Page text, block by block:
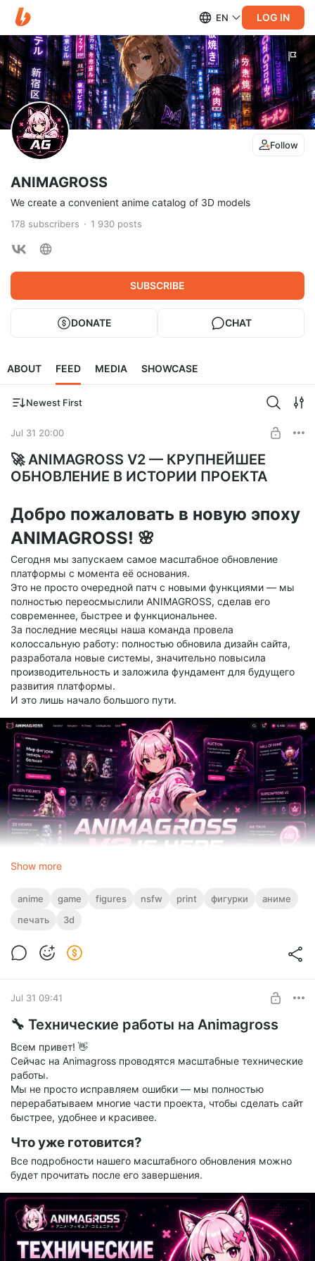
EN LOG IN
Follow
ANIMAGROSS
We create a convenient anime catalog of 3D models
178 subscribers 1 930 posts
SUBSCRIBE
DONATE CHAT
ABOUT FEED MEDIA SHOWCASE
Newest First
Jul 31 20:00
🚀 ANIMAGROSS V2 — КРУПНЕЙШЕЕ
ОБНОВЛЕНИЕ В ИСТОРИИ ПРОЕКТА
Добро пожаловать в новую эпоху
ANIMAGROSS! 🌸
Сегодня мы запускаем самое масштабное обновление
платформы с момента её основания.
Это не просто очередной патч с новыми функциями — мы
полностью переосмыслили ANIMAGROSS, сделав его
современнее, быстрее и функциональнее.
За последние месяцы наша команда провела
колоссальную работу: полностью обновила дизайн сайта,
разработала новые системы, значительно повысила
производительность и заложила фундамент для будущего
развития платформы.
И это лишь начало большого пути.
✨ Полностью
ANIMAGROSS получил совершенно новый визуальный
стиль.
Теперь платформа использует современный гибридный
дизайн, в котором гармонично сочетаются тёмные и
светлые интерфейсы.
Каждый раздел получил собственную атмосферу, сохранив
при этом единый фирменный стиль проекта.
Кроме того, мы полностью переработали адаптивность
сайта.
компьютерах, планшетах и смартфонах.
🤖 AI-Gen — новое
поколение фигурок
Show more
anime game figures nsfw print фигурки
аниме
печать
3d
Jul 31 09:41
🔧 Технические работы на Animagross
Всем привет! 👋
Сейчас на Animagross проводятся масштабные технические
работы.
Мы не просто исправляем ошибки — мы полностью
перерабатываем многие части проекта, чтобы сделать сайт
быстрее, удобнее и красивее.
Что уже готовится?
Все подробности нашего масштабного обновления можно
будет прочитать после его завершения.